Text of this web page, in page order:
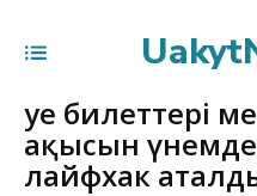
Әуе билеттері
ақысын
лайфхак